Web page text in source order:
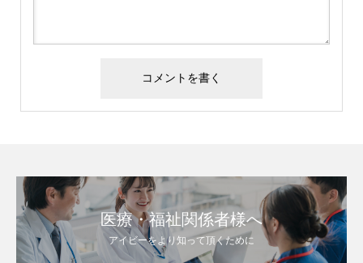
医療・福祉関係者様へ
アイビーをより知って頂くために